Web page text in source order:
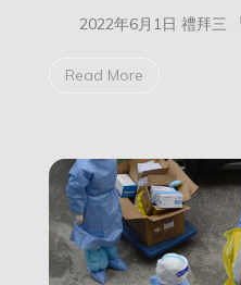
2022年6月1日 禮拜三
Read More